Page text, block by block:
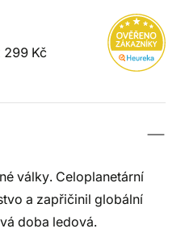
299 Kč
války. Celoplanetární
a zapřičinil globální
doba ledová.